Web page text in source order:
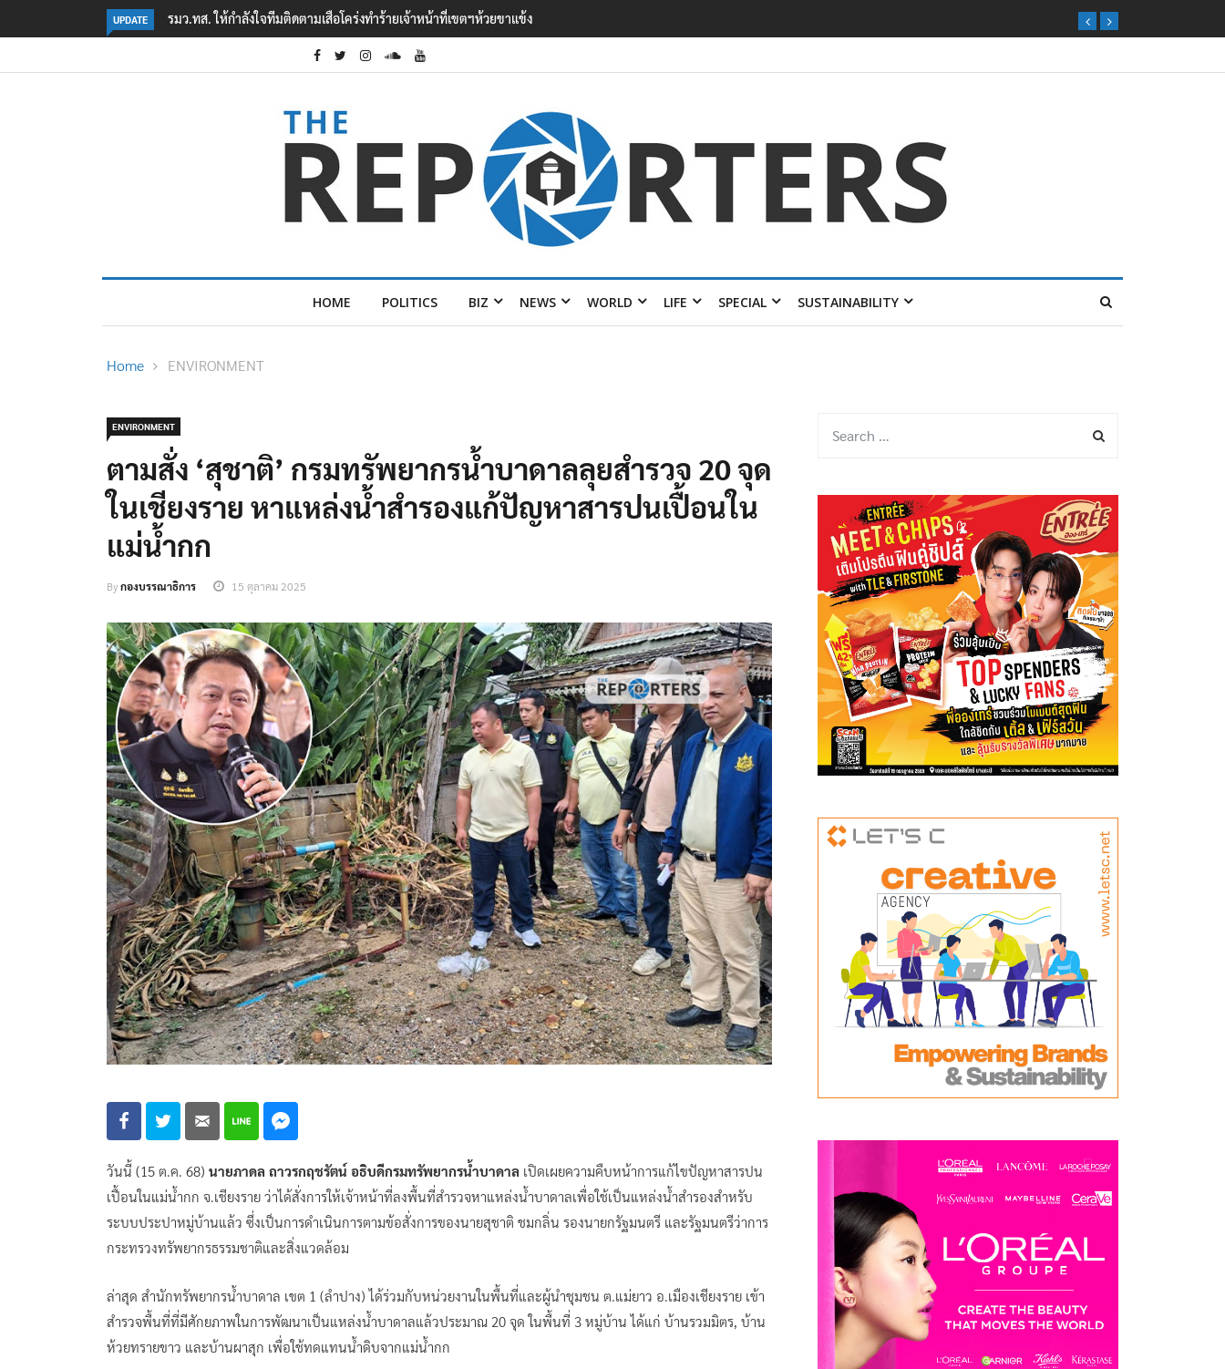
UPDATE
ำร้ายเจ้าหน้าที่เขตฯห้วยขาแข้ง‘ภาคประชาสังคม’ รวมตัวคัดค้าน ‘มิน ออง ไลง์’ เยือนไทย ขึงป้าย ‘ไม่
ต้อนรับอาชญากร’
HOME POLITICS BIZ NEWS WORLD LIFE SPECIAL SUSTAINABILITY
Home ENVIRONMENT
ENVIRONMENT
ตามสั่ง ‘สุชาติ’ กรมทรัพยากรน้ำบาดาลลุยสำรวจ 20 จุด
ในเชียงราย หาแหล่งน้ำสำรองแก้ปัญหาสารปนเปื้อนใน
แม่น้ำกก
Byกองบรรณาธิการ 15 ตุลาคม 2025
วันนี้ (15 ต.ค. 68) นายภาดล ถาวรกฤชรัตน์ อธิบดีกรมทรัพยากรน้ำบาดาล เปิดเผยความคืบหน้าการแก้ไขปัญหาสารปน
เปื้อนในแม่น้ำกก จ.เชียงราย ว่าได้สั่งการให้เจ้าหน้าที่ลงพื้นที่สำรวจหาแหล่งน้ำบาดาลเพื่อใช้เป็นแหล่งน้ำสำรองสำหรับ
ระบบประปาหมู่บ้านแล้ว ซึ่งเป็นการดำเนินการตามข้อสั่งการของนายสุชาติ ชมกลิ่น รองนายกรัฐมนตรี และรัฐมนตรีว่าการ
กระทรวงทรัพยากรธรรมชาติและสิ่งแวดล้อม
ล่าสุด สำนักทรัพยากรน้ำบาดาล เขต 1 (ลำปาง) ได้ร่วมกับหน่วยงานในพื้นที่และผู้นำชุมชน ต.แม่ยาว อ.เมืองเชียงราย เข้า
สำรวจพื้นที่ที่มีศักยภาพในการพัฒนาเป็นแหล่งน้ำบาดาลแล้วประมาณ 20 จุด ในพื้นที่ 3 หมู่บ้าน ได้แก่ บ้านรวมมิตร, บ้าน
ห้วยทรายขาว และบ้านผาสุก เพื่อใช้ทดแทนน้ำดิบจากแม่น้ำกก